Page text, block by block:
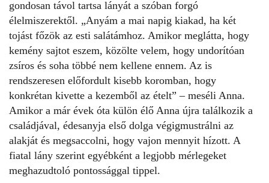
gondosan távol tartsa lányát a szóban forgó
élelmiszerektől. „Anyám a mai napig kiakad, ha két
tojást főzök az esti salátámhoz. Amikor meglátta, hogy
kemény sajtot eszem, közölte velem, hogy undorítóan
zsíros és soha többé nem kellene ennem. Az is
rendszeresen előfordult kisebb koromban, hogy
konkrétan kivette a kezemből az ételt” – meséli Anna.
Amikor a már évek óta külön élő Anna újra találkozik a
családjával, édesanyja első dolga végigmustrálni az
alakját és megsaccolni, hogy vajon mennyit hízott. A
fiatal lány szerint egyébként a legjobb mérlegeket
meghazudtoló pontossággal tippel.